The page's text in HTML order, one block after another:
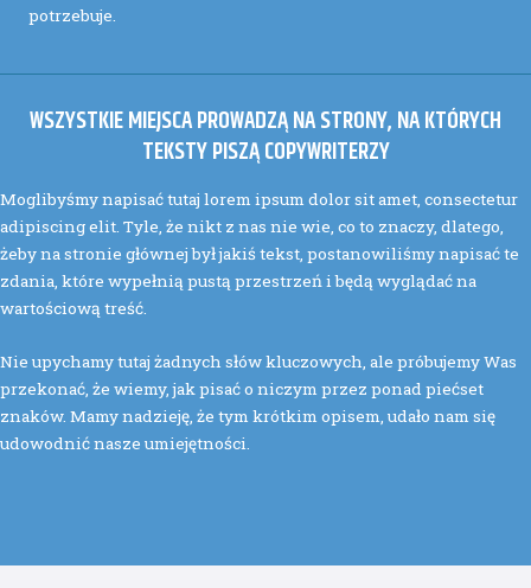
potrzebuje.
WSZYSTKIE MIEJSCA PROWADZĄ NA STRONY, NA KTÓRYCH
TEKSTY PISZĄ COPYWRITERZY
Moglibyśmy napisać tutaj lorem ipsum dolor sit amet, consectetur
adipiscing elit. Tyle, że nikt z nas nie wie, co to znaczy, dlatego,
żeby na stronie głównej był jakiś tekst, postanowiliśmy napisać te
zdania, które wypełnią pustą przestrzeń i będą wyglądać na
wartościową treść.
Nie upychamy tutaj żadnych słów kluczowych, ale próbujemy Was
przekonać, że wiemy, jak pisać o niczym przez ponad piećset
znaków. Mamy nadzieję, że tym krótkim opisem, udało nam się
udowodnić nasze umiejętności.